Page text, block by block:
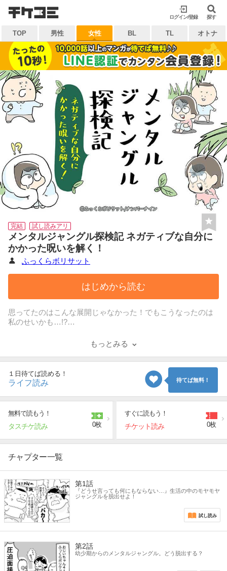
ログイン/登録 探す
TOP 男性 女性 BL TL オトナ
完結 試し読みアリ
メンタルジャングル探検記 ネガティブな自分に
かかった呪いを解く！
ふっくらボリサット
はじめから読む
思ってたのはこんな展開じゃなかった！でもこうなったのは
私のせいかも…!?
ちょっとしたことでクヨクヨして元気失いがちな人生を送っ
ていた妻・ふっくらが、
『夫婦ミーティング』や『怒りのデス大喜利』で自分のメン
タルと向き合ってだんだん生きやすくなっていく。
「夫と一緒に見るつもりだったアニメを先に一人でみられ
た！」級の生活の小さすぎる事柄から
「自分の親と合わない…しんどい…」の悩みまで、わかりみ2
000％の葛藤メンタルデトックス列伝！
たい」
に抵抗がある矛盾」
「やらかした時に必要以上にへこみすぎて全ての能率が下が
る」
などのお悩みを持つ現代人に捧ぐ！
もっとみる
１日待てば読める！
ライフ読み 待てば無料！
無料で読もう！
タスチケ読み 0枚
すぐに読もう！
チケット読み 0枚
チャプター一覧
第1話
『どうせ言っても何にもならない…』生活の中のモヤモヤ
ジャングルを脱出せよ！
試し読み
第2話
幼少期からのメンタルジャングル。どう脱出する？
検索
閉じる
キーワードから探す
各一覧から探す
ジャンル タグ
作家 作品
出版社
マイ本棚から探す
最近読んだ作品 お気に入り